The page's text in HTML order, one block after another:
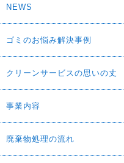
NEWS
ゴミのお悩み解決事例
クリーンサービスの思いの丈
事業内容
廃棄物処理の流れ